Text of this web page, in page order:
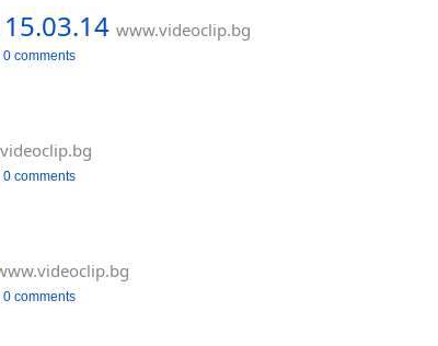
www.videoclip.bg
0 comments
0 comments
0 comments